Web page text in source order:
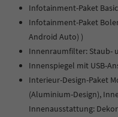
Infotainment-Paket Basic
Infotainment-Paket
Android Auto) )
Innenraumfilter: Staub-
Innenspiegel mit USB-
Interieur-Design-Paket
(Aluminium-Design),
Innenausstattung: